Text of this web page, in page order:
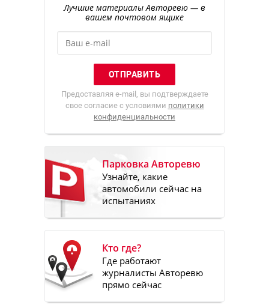
Лучшие материалы Авторевю — в
вашем почтовом ящике
Предоставляя e-mail, вы подтверждаете
свое согласие с условиями политики
конфиденциальности
Парковка Авторевю
Узнайте, какие
автомобили сейчас на
испытаниях
Кто где?
Где работают
журналисты Авторевю
прямо сейчас